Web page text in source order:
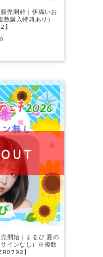
売開始｜伊織いお
購入特典あり）
】
開始｜まるぴ 夏の
インなし）※複数
】